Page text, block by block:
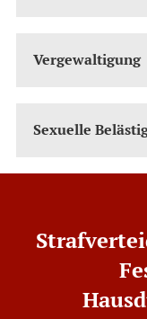
Vergewaltigung
Sexuelle